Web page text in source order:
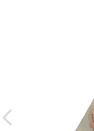
Previous